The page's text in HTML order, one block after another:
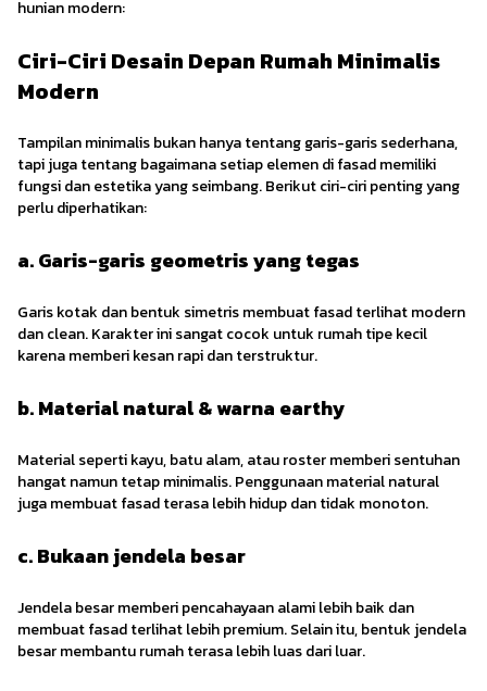
hunian modern:
Ciri-Ciri Desain Depan Rumah Minimalis
Modern
Tampilan minimalis bukan hanya tentang garis-garis sederhana,
tapi juga tentang bagaimana setiap elemen di fasad memiliki
fungsi dan estetika yang seimbang. Berikut ciri-ciri penting yang
perlu diperhatikan:
a. Garis-garis geometris yang tegas
Garis kotak dan bentuk simetris membuat fasad terlihat modern
dan clean. Karakter ini sangat cocok untuk rumah tipe kecil
karena memberi kesan rapi dan terstruktur.
b. Material natural & warna earthy
Material seperti kayu, batu alam, atau roster memberi sentuhan
hangat namun tetap minimalis. Penggunaan material natural
juga membuat fasad terasa lebih hidup dan tidak monoton.
c. Bukaan jendela besar
Jendela besar memberi pencahayaan alami lebih baik dan
membuat fasad terlihat lebih premium. Selain itu, bentuk jendela
besar membantu rumah terasa lebih luas dari luar.